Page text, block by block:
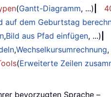
(Gantt-Diagramm, ...)
auf dem Geburtstag
,Bild aus Pfad einfügen, ...)
,Wechselkursumrechnung
(Erweiterte Zeilen
bevorzugten Sprache –